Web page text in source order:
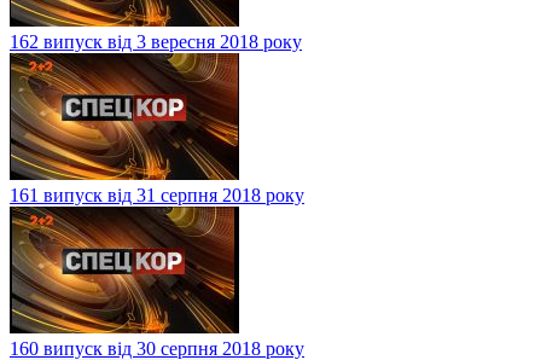
162 випуск від 3 вересня 2018 року
161 випуск від 31 серпня 2018 року
160 випуск від 30 серпня 2018 року